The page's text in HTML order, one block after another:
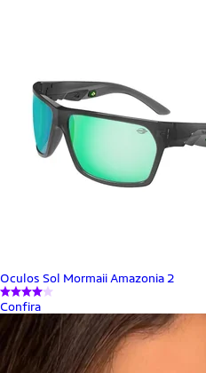
Oculos Sol Mormaii Amazonia 2
Confira